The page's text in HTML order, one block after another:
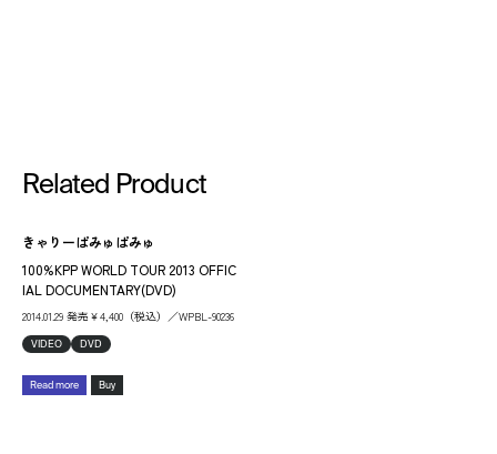
Related Product
きゃりーぱみゅぱみゅ
100%KPP WORLD TOUR 2013 OFFIC
IAL DOCUMENTARY(DVD)
2014.01.29 発売￥4,400（税込）／WPBL-90236
VIDEO DVD
Read more Buy